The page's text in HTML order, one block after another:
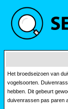
Het broedseizoen van
vogelsoorten.
hebben. Dit gebeurt
duivenrassen pas paren